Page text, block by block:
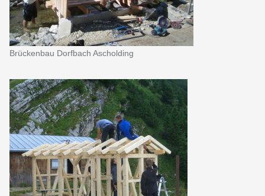
Brückenbau Dorfbach Ascholding